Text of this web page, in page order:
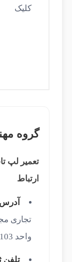
کلیک
گروه
تعمیر لپ
ارتباط
واحد 103
تلفن